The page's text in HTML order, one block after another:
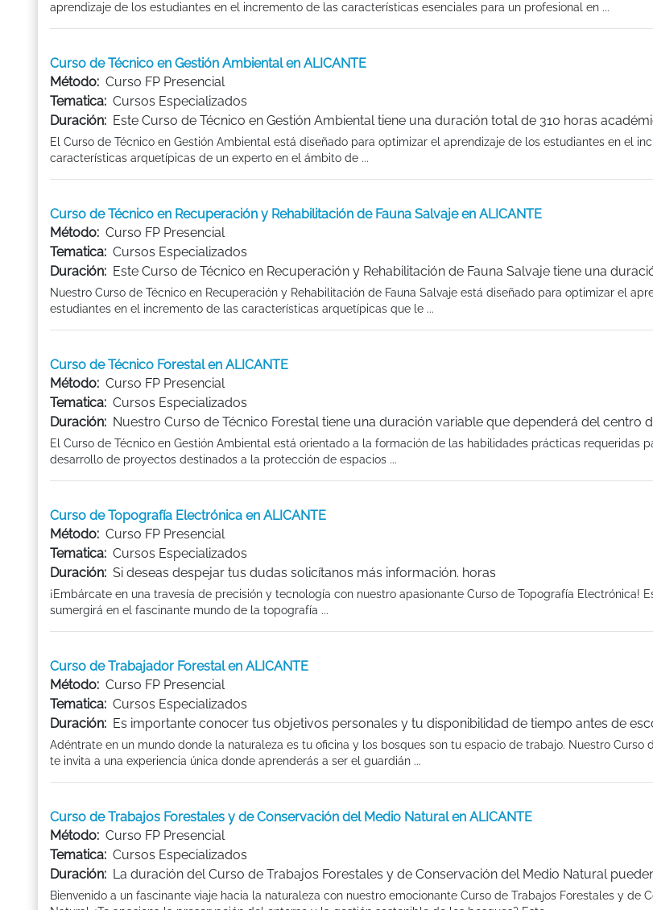
aprendizaje de los estudiantes en el incremento de las características esenciales para un profesional en ...
Curso de Técnico en Gestión Ambiental en ALICANTE
Método: Curso FP Presencial
Tematica: Cursos Especializados
Duración: Este Curso de Técnico en Gestión Ambiental tiene una duración total de 310 horas
El Curso de Técnico en Gestión Ambiental está diseñado para optimizar el aprendizaje de los estudiantes en el
características arquetípicas de un experto en el ámbito de ...
Curso de Técnico en Recuperación y Rehabilitación de Fauna Salvaje en ALICANTE
Método: Curso FP Presencial
Tematica: Cursos Especializados
Duración: Este Curso de Técnico en Recuperación y Rehabilitación de Fauna Salvaje tiene una
Nuestro Curso de Técnico en Recuperación y Rehabilitación de Fauna Salvaje está diseñado para optimizar el
estudiantes en el incremento de las características arquetípicas que le ...
Curso de Técnico Forestal en ALICANTE
Método: Curso FP Presencial
Tematica: Cursos Especializados
Duración: Nuestro Curso de Técnico Forestal tiene una duración variable que dependerá del centro
El Curso de Técnico en Gestión Ambiental está orientado a la formación de las habilidades prácticas requeridas
desarrollo de proyectos destinados a la protección de espacios ...
Curso de Topografía Electrónica en ALICANTE
Método: Curso FP Presencial
Tematica: Cursos Especializados
Duración: Si deseas despejar tus dudas solicítanos más información. horas
¡Embárcate en una travesía de precisión y tecnología con nuestro apasionante Curso de Topografía Electrónica!
sumergirá en el fascinante mundo de la topografía ...
Curso de Trabajador Forestal en ALICANTE
Método: Curso FP Presencial
Tematica: Cursos Especializados
Duración: Es importante conocer tus objetivos personales y tu disponibilidad de tiempo antes de
Adéntrate en un mundo donde la naturaleza es tu oficina y los bosques son tu espacio de trabajo. Nuestro Curso
te invita a una experiencia única donde aprenderás a ser el guardián ...
Curso de Trabajos Forestales y de Conservación del Medio Natural en ALICANTE
Método: Curso FP Presencial
Tematica: Cursos Especializados
Duración: La duración del Curso de Trabajos Forestales y de Conservación del Medio Natural
Bienvenido a un fascinante viaje hacia la naturaleza con nuestro emocionante Curso de Trabajos Forestales y de